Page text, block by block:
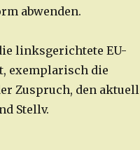
abwenden.
linksgerichtete EU-
exemplarisch die
Zuspruch, den aktuell
Stellv.